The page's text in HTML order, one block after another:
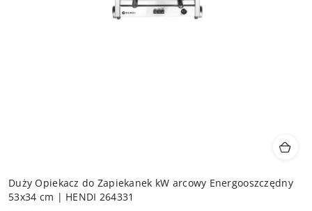
Duży Opiekacz do Zapiekanek kW arcowy Energooszczędny
53x34 cm | HENDI 264331